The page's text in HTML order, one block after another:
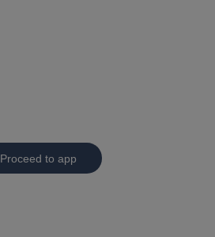
Proceed to app